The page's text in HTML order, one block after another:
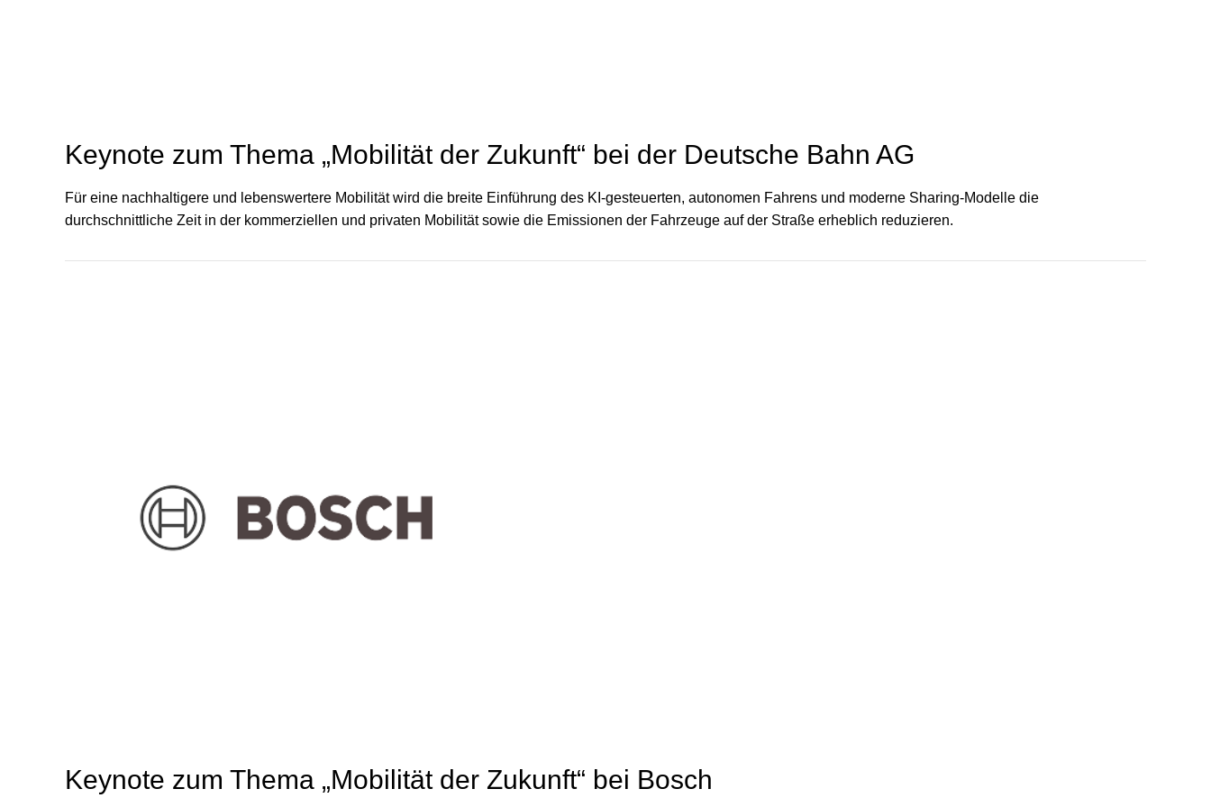
Keynote zum Thema „Mobilität der Zukunft“ bei der Deutsche Bahn AG
Für eine nachhaltigere und lebenswertere Mobilität wird die breite Einführung des KI-gesteuerten, autonomen Fahrens und moderne Sharing-Modelle die
durchschnittliche Zeit in der kommerziellen und privaten Mobilität sowie die Emissionen der Fahrzeuge auf der Straße erheblich reduzieren.
Keynote zum Thema „Mobilität der Zukunft“ bei Bosch